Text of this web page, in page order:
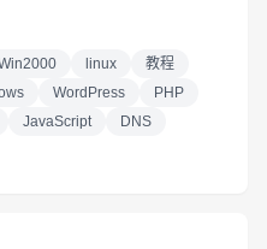
linux
教程
WordPress
PHP
JavaScript
DNS